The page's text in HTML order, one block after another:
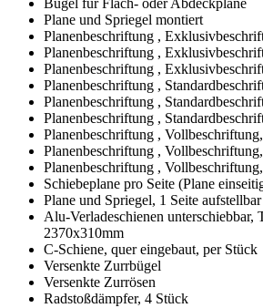
Bügel für Flach- oder Abdeckplane
Plane und Spriegel montiert
Planenbeschriftung ,
Planenbeschriftung ,
Planenbeschriftung ,
Planenbeschriftung ,
Planenbeschriftung ,
Planenbeschriftung ,
Planenbeschriftung ,
Planenbeschriftung ,
Planenbeschriftung ,
Schiebeplane pro Seite (Plane
Plane und Spriegel, 1 Seite aufstellbar
Alu-Verladeschienen unterschiebbar,
2370x310mm
C-Schiene, quer eingebaut, per Stück
Versenkte Zurrbügel
Versenkte Zurrösen
Radstoßdämpfer, 4 Stück